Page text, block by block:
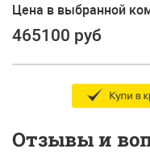
Цена в выбранной
465100 руб
Отзывы и